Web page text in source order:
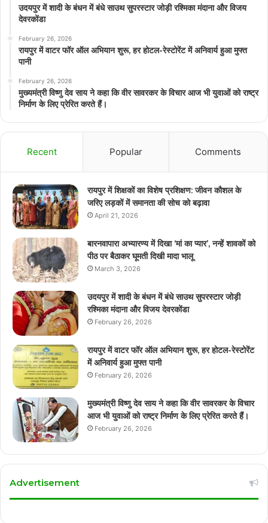
उदयपुर में शादी के बंधन में बंधे साउथ सुपरस्टार जोड़ी रश्मिका मंदाना और विजय
देवरकोंडा
February 26, 2026
रायपुर में वाटर फॉर ऑल अभियान शुरू, हर होटल-रेस्टोरेंट में अनिवार्य हुआ मुफ्त
पानी
February 26, 2026
मुख्यमंत्री विष्णु देव साय ने कहा कि वीर सावरकर के विचार आज भी युवाओं को राष्ट्र
निर्माण के लिए प्रेरित करते हैं।
Recent Popular Comments
रायपुर में शिक्षकों का विशेष प्रशिक्षण: जीवन कौशल के
जरिए लड़कों में समानता की सोच को बढ़ावा
April 21, 2026
बारनवापारा अभ्यारण्य में दिखा ‘मां का प्यार’, नन्हें शावकों को
पीठ पर बैठाकर घूमती दिखी मादा भालू
March 3, 2026
उदयपुर में शादी के बंधन में बंधे साउथ सुपरस्टार जोड़ी
रश्मिका मंदाना और विजय देवरकोंडा
February 26, 2026
रायपुर में वाटर फॉर ऑल अभियान शुरू, हर होटल-रेस्टोरेंट
में अनिवार्य हुआ मुफ्त पानी
February 26, 2026
मुख्यमंत्री विष्णु देव साय ने कहा कि वीर सावरकर के विचार
आज भी युवाओं को राष्ट्र निर्माण के लिए प्रेरित करते हैं।
February 26, 2026
Advertisement